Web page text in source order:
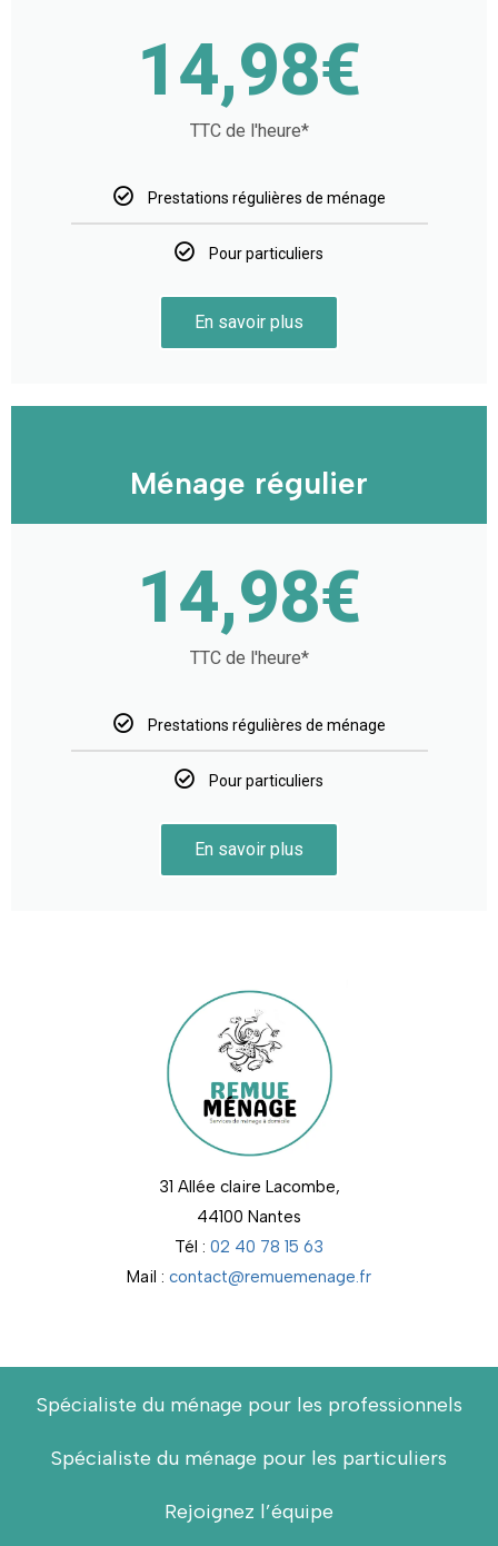
14,98€
TTC de l'heure*
Prestations régulières de ménage
Pour particuliers
En savoir plus
Ménage régulier
14,98€
TTC de l'heure*
Prestations régulières de ménage
Pour particuliers
En savoir plus
31 Allée claire Lacombe,
44100 Nantes
Tél : 02 40 78 15 63
Mail : contact@remuemenage.fr
Spécialiste du ménage pour les professionnels
Spécialiste du ménage pour les particuliers
Rejoignez l’équipe